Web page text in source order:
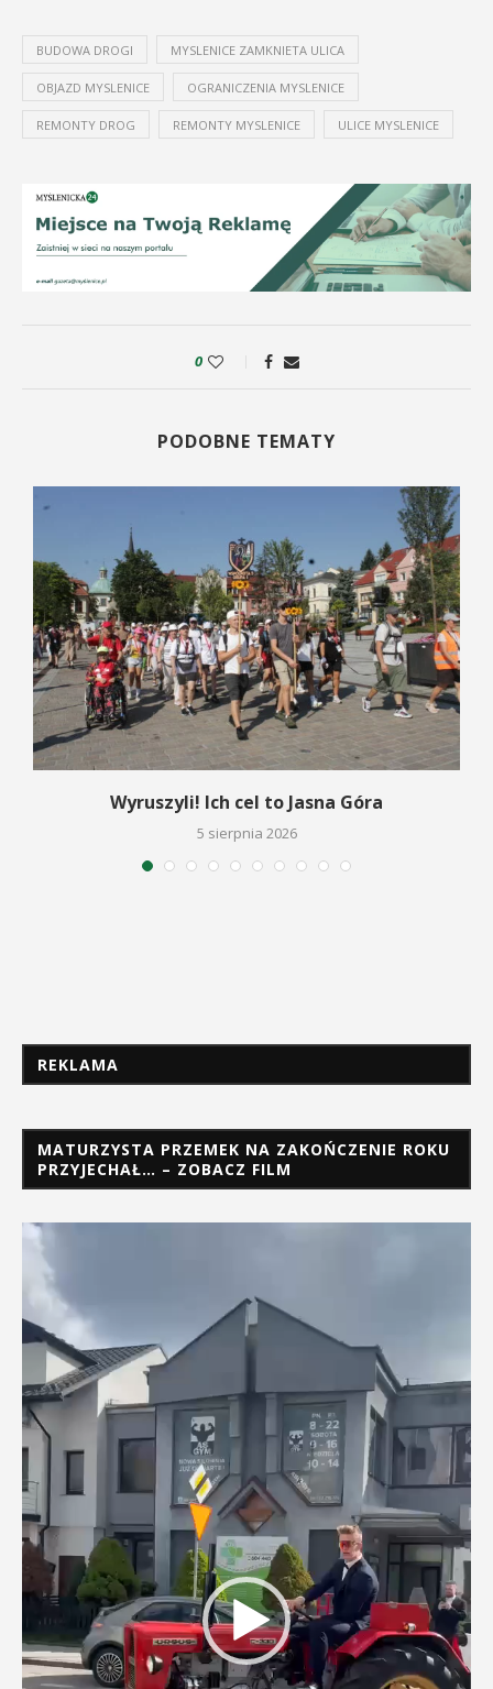
BUDOWA DROGI MYSLENICE ZAMKNIETA ULICA
OBJAZD MYSLENICE OGRANICZENIA MYSLENICE
REMONTY DROG REMONTY MYSLENICE ULICE MYSLENICE
0
PODOBNE TEMATY
Wyruszyli! Ich cel to Jasna Góra
5 sierpnia 2026
REKLAMA
MATURZYSTA PRZEMEK NA ZAKOŃCZENIE ROKU
PRZYJECHAŁ… – ZOBACZ FILM
Odtwarzacz